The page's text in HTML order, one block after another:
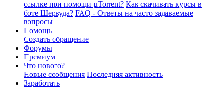
ссылке при помощи µTorrent? Как скачивать курсы в
боте Шервуда? FAQ - Ответы на часто задаваемые
вопросы
Помощь
Создать обращение
Форумы
Премиум
Что нового?
Новые сообщения Последняя активность
Заработать